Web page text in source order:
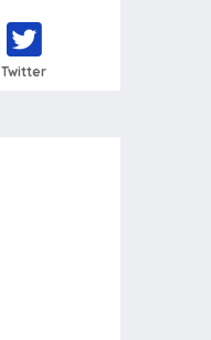
Twitter